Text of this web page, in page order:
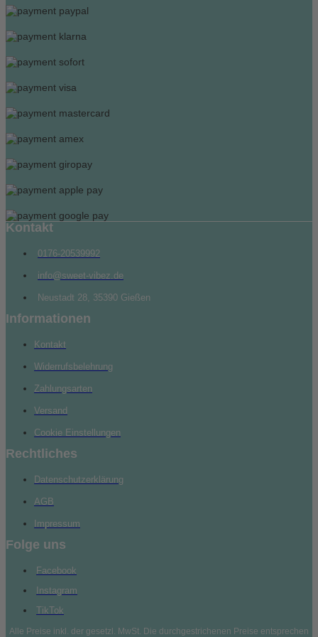
Kontakt
0176-20539992
info@sweet-vibez.de
Neustadt 28, 35390 Gießen
Informationen
Kontakt
Widerrufsbelehrung
Zahlungsarten
Versand
Cookie Einstellungen
Rechtliches
Datenschutzerklärung
AGB
Impressum
Folge uns
Facebook
Instagram
TikTok
Alle Preise inkl. der gesetzl. MwSt. Die durchgestrichenen Preise entsprechen